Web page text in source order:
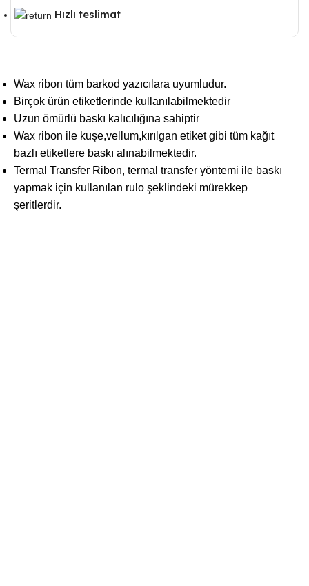
Hızlı teslimat
Wax ribon tüm barkod yazıcılara uyumludur.
Birçok ürün etiketlerinde kullanılabilmektedir
Uzun ömürlü baskı kalıcılığına sahiptir
Wax ribon ile kuşe,vellum,kırılgan etiket gibi tüm kağıt
bazlı etiketlere baskı alınabilmektedir.
Termal Transfer Ribon, termal transfer yöntemi ile baskı
yapmak için kullanılan rulo şeklindeki mürekkep
şeritlerdir.